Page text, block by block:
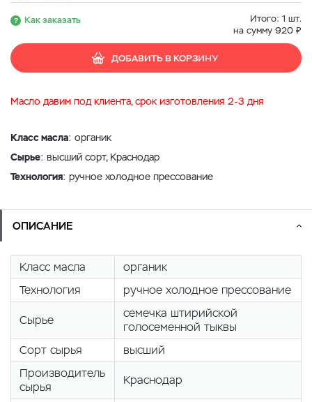
Как заказать Итого: 1 шт.
на сумму 920 ₽
ДОБАВИТЬ В КОРЗИНУ
Масло давим под клиента, срок изготовления 2-3 дня
Класс масла: органик
Сырье: высший сорт, Краснодар
Технология: ручное холодное прессование
ОПИСАНИЕ
Класс масла
органик
Технология
ручное холодное прессование
Сырье
семечка штирийской
голосеменной тыквы
Сорт сырья
высший
Производитель
сырья
Краснодар